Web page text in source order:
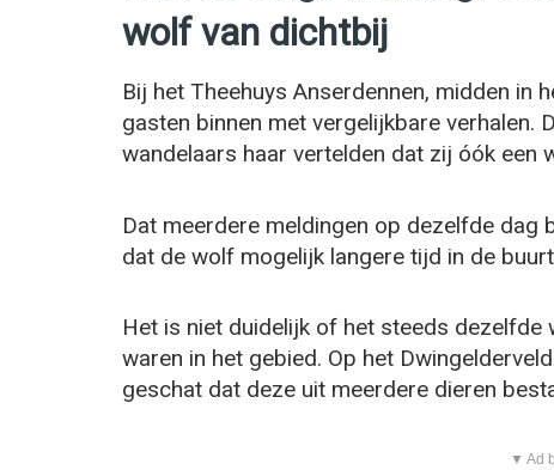
wolf van dichtbij
Bij het Theehuys Anserdennen, midden in
gasten binnen met vergelijkbare verhalen.
wandelaars haar vertelden dat zij óók
Dat meerdere meldingen op dezelfde dag
dat de wolf mogelijk langere tijd in de
Het is niet duidelijk of het steeds
waren in het gebied. Op het
geschat dat deze uit meerdere dieren
▼ Ad